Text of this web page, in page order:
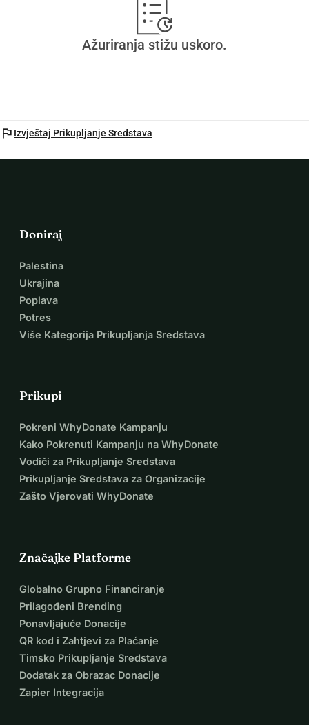
Ažuriranja stižu uskoro.
flag Izvještaj Prikupljanje Sredstava
Doniraj
Palestina
Ukrajina
Poplava
Potres
Više Kategorija Prikupljanja Sredstava
Prikupi
Pokreni WhyDonate Kampanju
Kako Pokrenuti Kampanju na WhyDonate
Vodiči za Prikupljanje Sredstava
Prikupljanje Sredstava za Organizacije
Zašto Vjerovati WhyDonate
Značajke Platforme
Globalno Grupno Financiranje
Prilagođeni Brending
Ponavljajuće Donacije
QR kod i Zahtjevi za Plaćanje
Timsko Prikupljanje Sredstava
Dodatak za Obrazac Donacije
Zapier Integracija